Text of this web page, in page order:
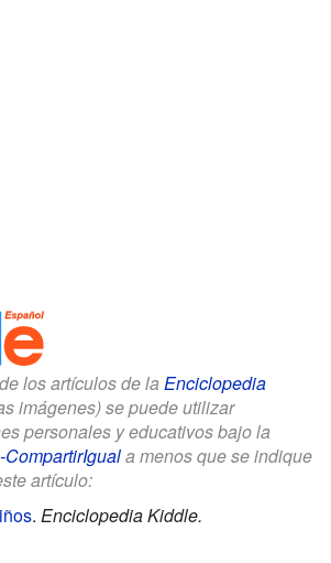
los artículos de la Enciclopedia
imágenes) se puede utilizar
personales y educativos bajo la
a menos que se indique
artículo:
. Enciclopedia Kiddle.